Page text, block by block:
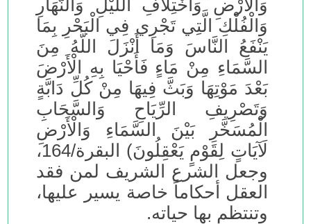
وَالْأَرْضِ وَاخْتِلَافِ اللَّيْلِ وَالنَّهَارِ
وَالْفُلْكِ الَّتِي تَجْرِي فِي الْبَحْرِ بِمَا
يَنْفَعُ النَّاسَ وَمَا أَنْزَلَ اللَّهُ مِنَ
السَّمَاءِ مِنْ مَاءٍ فَأَحْيَا بِهِ الْأَرْضَ
بَعْدَ مَوْتِهَا وَبَثَّ فِيهَا مِنْ كُلِّ دَابَّةٍ
وَتَصْرِيفِ الرِّيَاحِ وَالسَّحَابِ
الْمُسَخَّرِ بَيْنَ السَّمَاءِ وَالْأَرْضِ
لَآيَاتٍ لِقَوْمٍ يَعْقِلُونَ) البقرة/164،
وجعل الشرع الشريف لمن فقد
العقل أحكاماً خاصة يسير عليها،
وتنتظم بها حياته.